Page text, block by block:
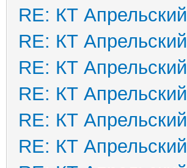
RE: КТ Апрельский
RE: КТ Апрельский
RE: КТ Апрельский
RE: КТ Апрельский
RE: КТ Апрельский
RE: КТ Апрельский